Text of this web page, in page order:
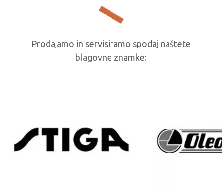
Prodajamo in servisiramo spodaj naštete
blagovne znamke: